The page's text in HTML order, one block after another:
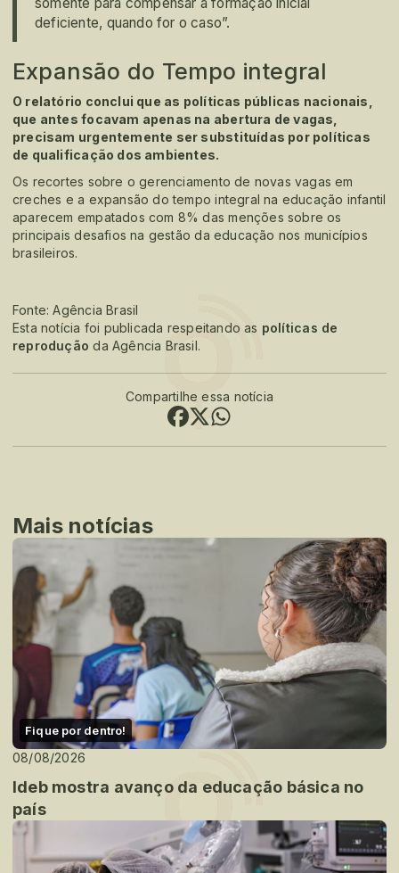
deficiente, quando for o caso”.
Expansão do Tempo integral
O relatório conclui que as políticas públicas nacionais,
que antes focavam apenas na abertura de vagas,
precisam urgentemente ser substituídas por políticas
de qualificação dos ambientes.
Os recortes sobre o gerenciamento de novas vagas em
creches e a expansão do tempo integral na educação infantil
aparecem empatados com 8% das menções sobre os
principais desafios na gestão da educação nos municípios
brasileiros.
Fonte: Agência Brasil
Esta notícia foi publicada respeitando as políticas de
reprodução da Agência Brasil.
Compartilhe essa notícia
Mais notícias
Fique por dentro!
08/08/2026
Ideb mostra avanço da educação básica no
país